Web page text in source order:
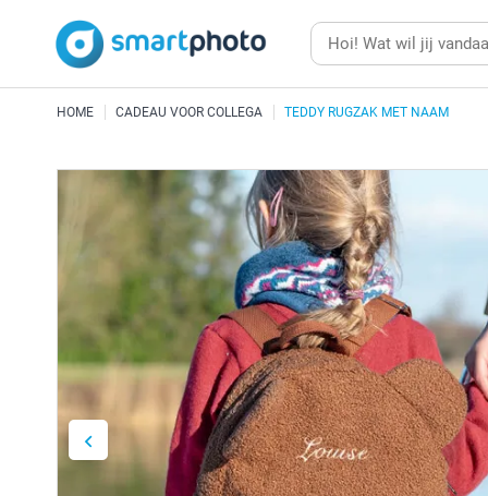
HOME CADEAU VOOR COLLEGA TEDDY RUGZAK MET NAAM